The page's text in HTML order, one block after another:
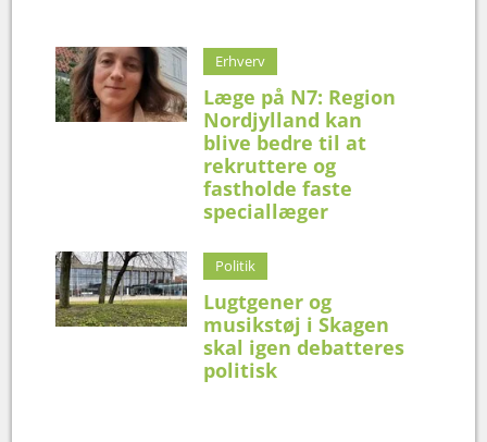
Erhverv
Læge på N7: Region
Nordjylland kan
blive bedre til at
rekruttere og
fastholde faste
speciallæger
Politik
Lugtgener og
musikstøj i Skagen
skal igen debatteres
politisk